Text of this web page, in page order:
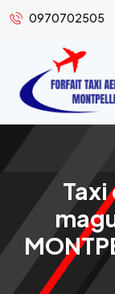
0970702505